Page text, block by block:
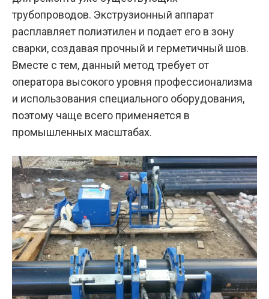
трубопроводов. Экструзионный аппарат
расплавляет полиэтилен и подает его в зону
сварки, создавая прочный и герметичный шов.
Вместе с тем, данный метод требует от
оператора высокого уровня профессионализма
и использования специального оборудования,
поэтому чаще всего применяется в
промышленных масштабах.